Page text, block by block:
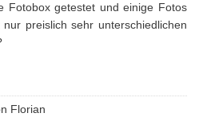
Fotobox getestet und einige Fotos
preislich sehr unterschiedlichen
Florian